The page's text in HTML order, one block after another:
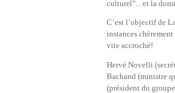
culturel"... et la
C’est l’objectif de
instances
vite accroché!
Hervé Novelli
Bachand (ministre
(président du